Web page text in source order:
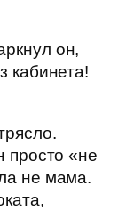
он,
кабинета!
просто «не
не мама.